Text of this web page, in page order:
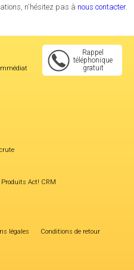
n'hésitez pas à nous contacter.
Rappel
téléphonique
gratuit
Produits Act! CRM
légales Conditions de retour